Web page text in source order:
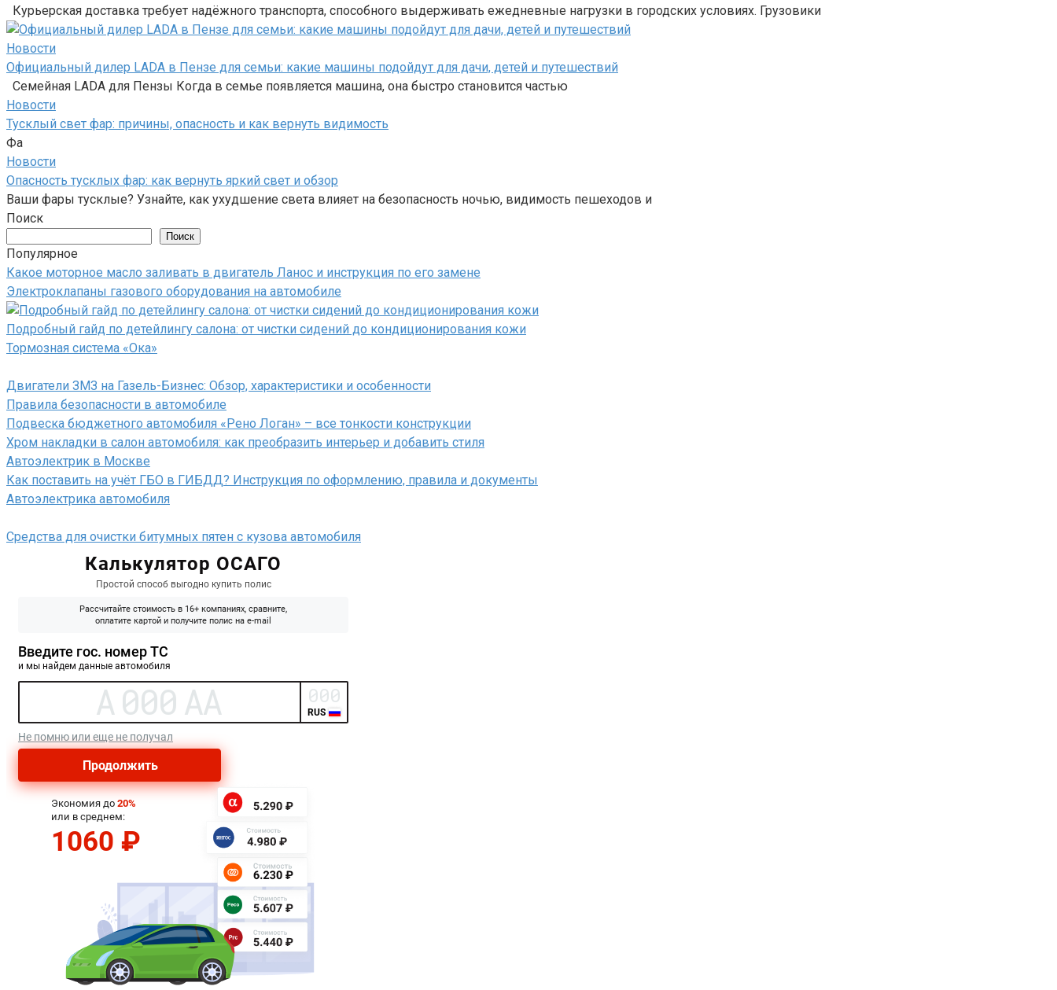
Курьерская доставка требует надёжного транспорта, способного выдерживать ежедневные нагрузки в городских условиях. Грузовики
Новости
Официальный дилер LADA в Пензе для семьи: какие машины подойдут для дачи, детей и путешествий
Семейная LADA для Пензы Когда в семье появляется машина, она быстро становится частью
Новости
Тусклый свет фар: причины, опасность и как вернуть видимость
Фа
Новости
Опасность тусклых фар: как вернуть яркий свет и обзор
Ваши фары тусклые? Узнайте, как ухудшение света влияет на безопасность ночью, видимость пешеходов и
Поиск
Поиск
Популярное
Какое моторное масло заливать в двигатель Ланос и инструкция по его замене
Электроклапаны газового оборудования на автомобиле
Подробный гайд по детейлингу салона: от чистки сидений до кондиционирования кожи
Тормозная система «Ока»
Двигатели ЗМЗ на Газель-Бизнес: Обзор, характеристики и особенности
Правила безопасности в автомобиле
Подвеска бюджетного автомобиля «Рено Логан» – все тонкости конструкции
Хром накладки в салон автомобиля: как преобразить интерьер и добавить стиля
Автоэлектрик в Москве
Как поставить на учёт ГБО в ГИБДД? Инструкция по оформлению, правила и документы
Автоэлектрика автомобиля
Средства для очистки битумных пятен с кузова автомобиля